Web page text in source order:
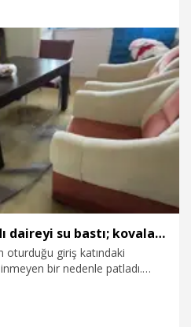
önce kaçmaları güvenlik
sonrası ağır hasarlı olduğu için
verildi.
Avcılar’da vana patladı daireyi su bastı; kovalarla tahliye ettiler
oturduğu giriş katındaki
bir nedenle patladı.